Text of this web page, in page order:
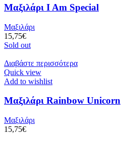
Μαξιλάρι I Am Special
Μαξιλάρι
15,75€
Sold out
Διαβάστε περισσότερα
Quick view
Add to wishlist
Μαξιλάρι Rainbow Unicorn
Μαξιλάρι
15,75€